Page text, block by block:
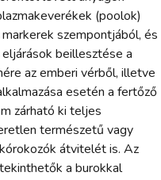
(poolok)
szempontjából, és
beillesztése a
az emberi vérből, illetve
esetén a fertőző
zárható ki teljes
természetű vagy
átvitelét is. Az
a burokkal